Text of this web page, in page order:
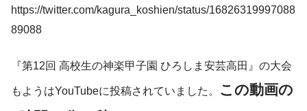
https://twitter.com/kagura_koshien/status/16826319997088
89088
『第12回 高校生の神楽甲子園 ひろしま安芸高田』の大会
もようはYouTubeに投稿されていました。
この動画の